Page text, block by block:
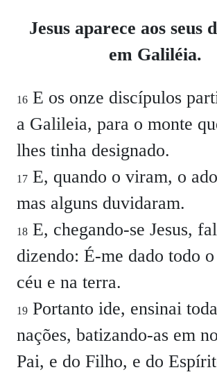
Jesus aparece aos seus
em Galiléia.
16 E os onze discípulos
a Galileia, para o monte
lhes tinha designado.
17 E, quando o viram, o
mas alguns duvidaram.
18 E, chegando-se Jesus,
dizendo: É-me dado todo
céu e na terra.
19 Portanto ide, ensinai
nações, batizando-as em
Pai, e do Filho, e do